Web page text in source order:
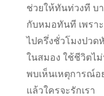
ช่วยให้ทันท่วงที บ
กับหมอทันที เพรา
ไปครึ่งชั่วโมงปวด
ในสมอง ใช้ชีวิตไ
พบเห็นเหตุการณ์อ
แล้วใครจะรักเรา